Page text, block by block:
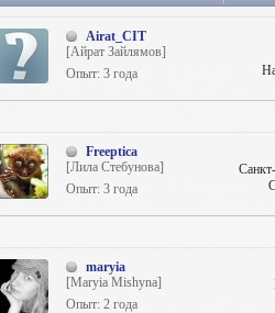
Airat_CIT
[Айрат Зайлямов]
Опыт: 3 года
Freeptica
[Лила Стебунова]
Опыт: 3 года
maryia
[Maryia Mishyna]
Опыт: 2 года